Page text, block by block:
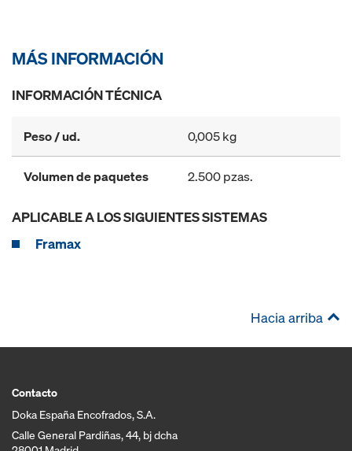
MÁS INFORMACIÓN
INFORMACIÓN TÉCNICA
Peso / ud. 0,005 kg
Volumen de paquetes 2.500 pzas.
APLICABLE A LOS SIGUIENTES SISTEMAS
Framax
Hacia arriba
Contacto
Doka España Encofrados, S.A.
Calle General Pardiñas, 44, bj dcha